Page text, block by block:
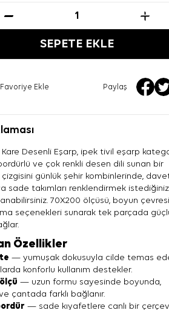
SEPETE EKLE
Ekle Paylaş
Kare Desenli Eşarp, ipek tivil eşarp
bordürlü ve çok renkli desen dili sunan bir
çizgisini günlük şehir kombinlerinde,
sade takımları renklendirmek istediğiniz
70X200 ölçüsü, boyun
seçenekleri sunarak tek parçada
Özellikler
— yumuşak dokusuyla cilde temas
konforlu kullanım destekler.
— uzun formu sayesinde boyunda,
çantada farklı bağlanır.
— sade kıyafetlere canlı bir